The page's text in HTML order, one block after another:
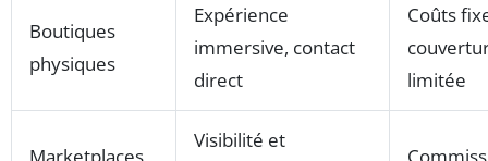
Boutiques
physiques
Expérience
immersive, contact
direct
Coûts
limitée
Marketplaces
Visibilité et